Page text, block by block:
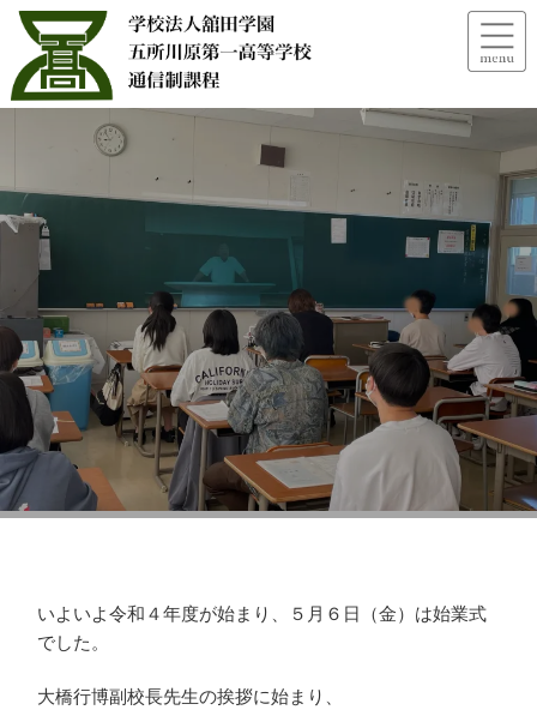
【行事】始業式
いよいよ令和４年度が始まり、５月６日（金）は始業式
でした。
大橋行博副校長先生の挨拶に始まり、